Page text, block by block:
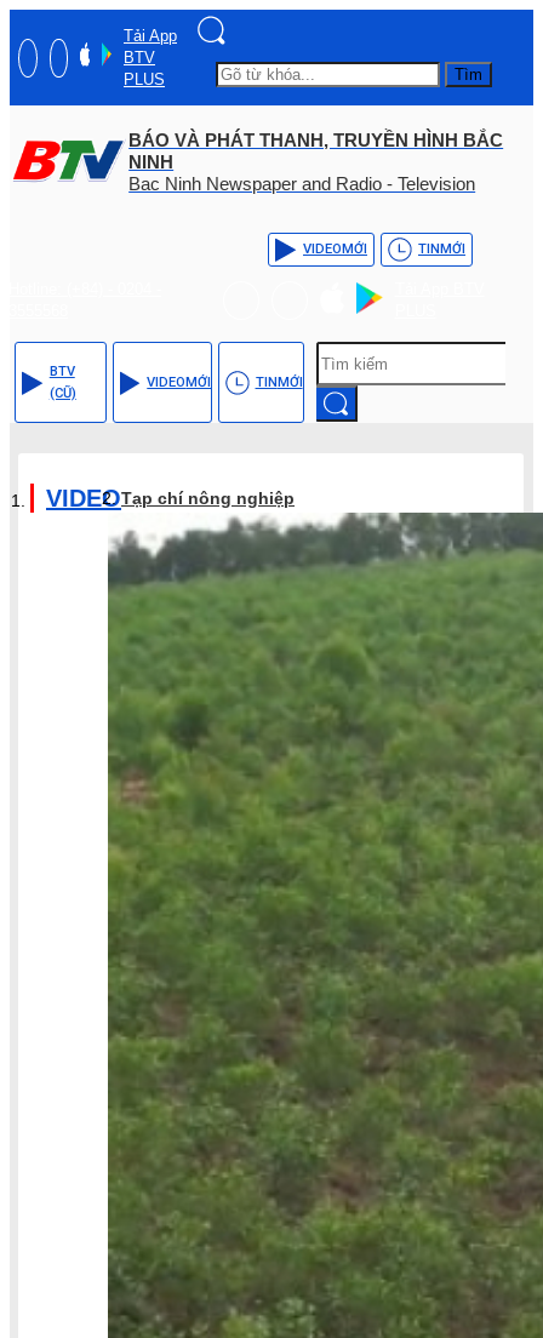
Tải App
BTV
PLUS
Tìm
BÁO VÀ PHÁT THANH, TRUYỀN HÌNH BẮC
NINH
Bac Ninh Newspaper and Radio - Television
VIDEOMỚI TINMỚI
BTV
(CŨ)
VIDEOMỚI TINMỚI
VIDEOTạp chí nông nghiệp